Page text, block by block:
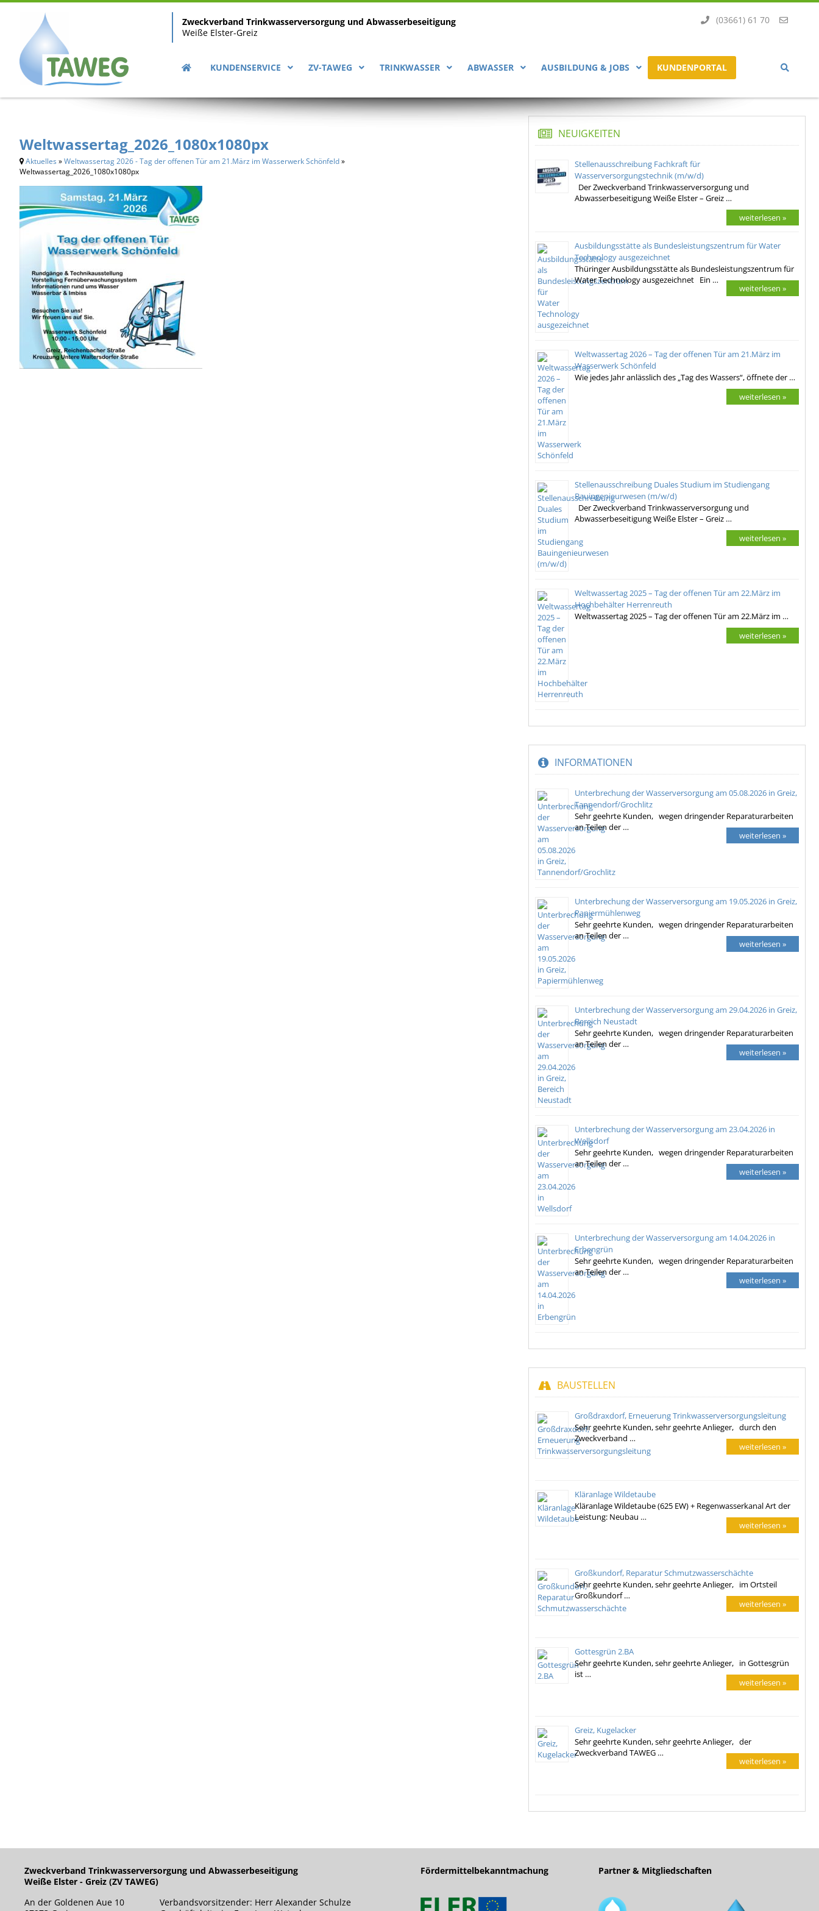
Zweckverband Trinkwasserversorgung und Abwasserbeseitigung
Weiße Elster-Greiz
(03661) 61 70
KUNDENSERVICE ZV-TAWEG TRINKWASSER ABWASSER AUSBILDUNG & JOBS KUNDENPORTAL
Weltwassertag_2026_1080x1080px
Aktuelles »Weltwassertag 2026 - Tag der offenen Tür am 21.März im Wasserwerk Schönfeld»
Weltwassertag_2026_1080x1080px
NEUIGKEITEN
Stellenausschreibung Fachkraft für
Wasserversorgungstechnik (m/w/d)
Der Zweckverband Trinkwasserversorgung und
Abwasserbeseitigung Weiße Elster – Greiz …
weiterlesen »
Ausbildungsstätte als Bundesleistungszentrum für Water
Technology ausgezeichnet
Thüringer Ausbildungsstätte als Bundesleistungszentrum für
Water Technology ausgezeichnet Ein …
weiterlesen »
Weltwassertag 2026 – Tag der offenen Tür am 21.März im
Wasserwerk Schönfeld
Wie jedes Jahr anlässlich des „Tag des Wassers“, öffnete der …
weiterlesen »
Stellenausschreibung Duales Studium im Studiengang
Bauingenieurwesen (m/w/d)
Der Zweckverband Trinkwasserversorgung und
Abwasserbeseitigung Weiße Elster – Greiz …
weiterlesen »
Weltwassertag 2025 – Tag der offenen Tür am 22.März im
Hochbehälter Herrenreuth
Weltwassertag 2025 – Tag der offenen Tür am 22.März im …
weiterlesen »
INFORMATIONEN
Unterbrechung der Wasserversorgung am 05.08.2026 in Greiz,
Tannendorf/Grochlitz
Sehr geehrte Kunden, wegen dringender Reparaturarbeiten
an Teilen der …
weiterlesen »
Unterbrechung der Wasserversorgung am 19.05.2026 in Greiz,
Papiermühlenweg
Sehr geehrte Kunden, wegen dringender Reparaturarbeiten
an Teilen der …
weiterlesen »
Unterbrechung der Wasserversorgung am 29.04.2026 in Greiz,
Bereich Neustadt
Sehr geehrte Kunden, wegen dringender Reparaturarbeiten
an Teilen der …
weiterlesen »
Unterbrechung der Wasserversorgung am 23.04.2026 in
Wellsdorf
Sehr geehrte Kunden, wegen dringender Reparaturarbeiten
an Teilen der …
weiterlesen »
Unterbrechung der Wasserversorgung am 14.04.2026 in
Erbengrün
Sehr geehrte Kunden, wegen dringender Reparaturarbeiten
an Teilen der …
weiterlesen »
BAUSTELLEN
Großdraxdorf, Erneuerung Trinkwasserversorgungsleitung
Sehr geehrte Kunden, sehr geehrte Anlieger, durch den
Zweckverband …
weiterlesen »
Kläranlage Wildetaube
Kläranlage Wildetaube (625 EW) + Regenwasserkanal Art der
Leistung: Neubau …
weiterlesen »
Großkundorf, Reparatur Schmutzwasserschächte
Sehr geehrte Kunden, sehr geehrte Anlieger, im Ortsteil
Großkundorf …
weiterlesen »
Gottesgrün 2.BA
Sehr geehrte Kunden, sehr geehrte Anlieger, in Gottesgrün
ist …
weiterlesen »
Greiz, Kugelacker
Sehr geehrte Kunden, sehr geehrte Anlieger, der
Zweckverband TAWEG …
weiterlesen »
Zweckverband Trinkwasserversorgung und Abwasserbeseitigung
Weiße Elster - Greiz (ZV TAWEG)
An der Goldenen Aue 10
Verbandsvorsitzender: Herr Alexander Schulze
Fördermittelbekanntmachung Partner & Mitgliedschaften